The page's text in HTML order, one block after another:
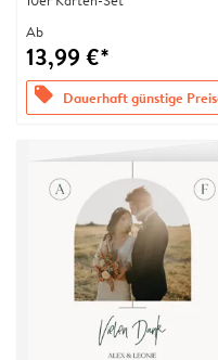
Ab
13,99 €*
offers Dauerhaft günstige